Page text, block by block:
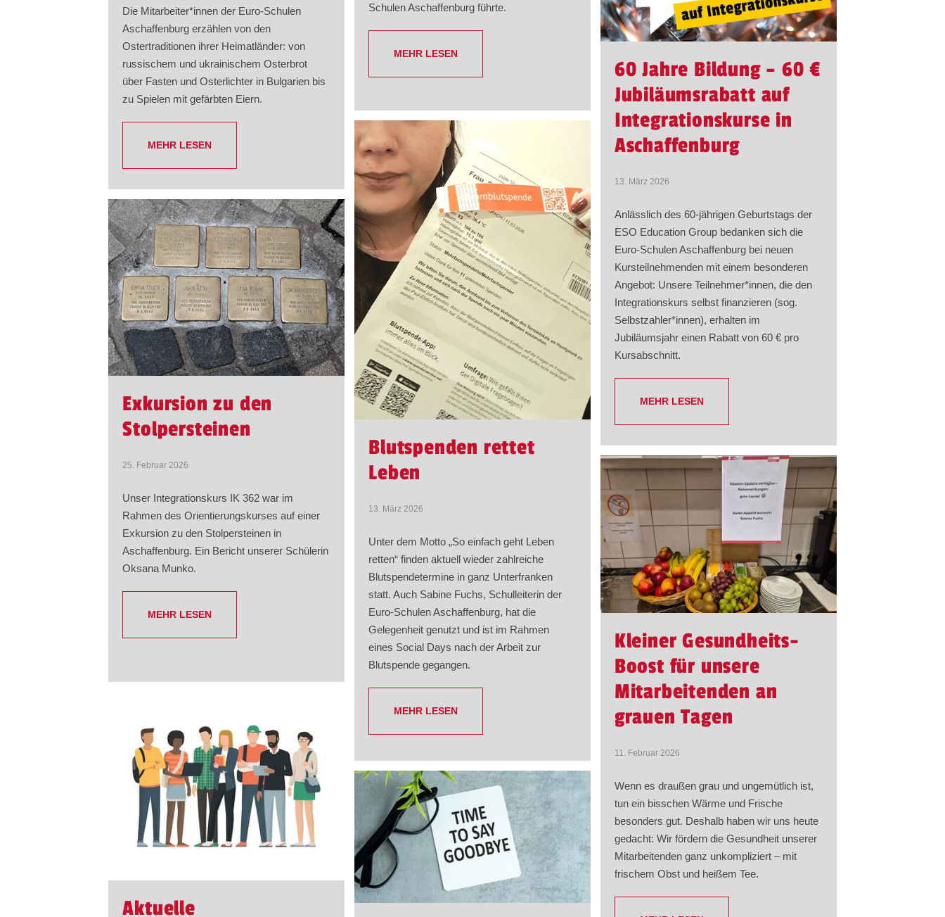
Schulen Aschaffenburg führte.
MEHR LESEN
Die Mitarbeiter*innen der Euro-Schulen
Aschaffenburg erzählen von den
Ostertraditionen ihrer Heimatländer: von
russischem und ukrainischem Osterbrot
über Fasten und Osterlichter in Bulgarien bis
zu Spielen mit gefärbten Eiern.
MEHR LESEN
60 Jahre Bildung – 60 €
Jubiläumsrabatt auf
Integrationskurse in
Aschaffenburg
13. März 2026
Anlässlich des 60-jährigen Geburtstags der
ESO Education Group bedanken sich die
Euro-Schulen Aschaffenburg bei neuen
Kursteilnehmenden mit einem besonderen
Angebot: Unsere Teilnehmer*innen, die den
Integrationskurs selbst finanzieren (sog.
Selbstzahler*innen), erhalten im
Jubiläumsjahr einen Rabatt von 60 € pro
Kursabschnitt.
MEHR LESEN
Blutspenden rettet
Leben
13. März 2026
Unter dem Motto „So einfach geht Leben
retten“ finden aktuell wieder zahlreiche
Blutspendetermine in ganz Unterfranken
statt. Auch Sabine Fuchs, Schulleiterin der
Euro-Schulen Aschaffenburg, hat die
Gelegenheit genutzt und ist im Rahmen
eines Social Days nach der Arbeit zur
Blutspende gegangen.
MEHR LESEN
Exkursion zu den
Stolpersteinen
25. Februar 2026
Unser Integrationskurs IK 362 war im
Rahmen des Orientierungskurses auf einer
Exkursion zu den Stolpersteinen in
Aschaffenburg. Ein Bericht unserer Schülerin
Oksana Munko.
MEHR LESEN
Kleiner Gesundheits-
Boost für unsere
Mitarbeitenden an
grauen Tagen
11. Februar 2026
Wenn es draußen grau und ungemütlich ist,
tun ein bisschen Wärme und Frische
besonders gut. Deshalb haben wir uns heute
gedacht: Wir fördern die Gesundheit unserer
Mitarbeitenden ganz unkompliziert – mit
frischem Obst und heißem Tee.
Aktuelle